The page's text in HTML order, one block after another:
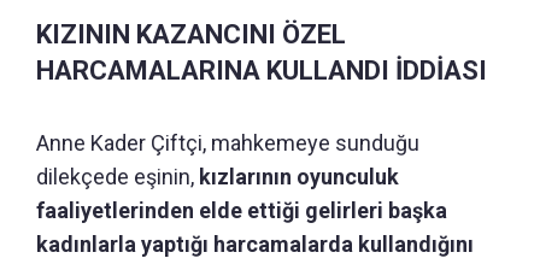
KIZININ KAZANCINI ÖZEL
HARCAMALARINA KULLANDI İDDİASI
Anne Kader Çiftçi, mahkemeye sunduğu
dilekçede eşinin, kızlarının oyunculuk
faaliyetlerinden elde ettiği gelirleri başka
kadınlarla yaptığı harcamalarda kullandığını